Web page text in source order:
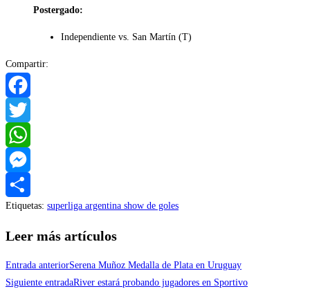
Postergado:
Independiente vs. San Martín (T)
Compartir:
Facebook
Twitter
WhatsApp
Messenger
Compartir
Etiquetas: superliga argentina show de goles
Leer más artículos
Entrada anteriorSerena Muñoz Medalla de Plata en Uruguay
Siguiente entradaRiver estará probando jugadores en Sportivo